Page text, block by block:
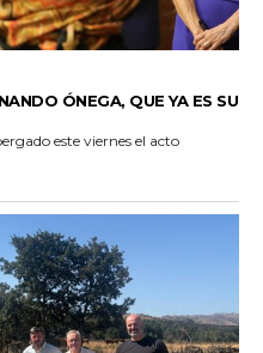
ÓNEGA, QUE YA ES SU
este viernes el acto